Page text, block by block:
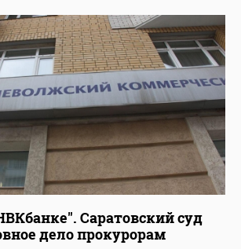
Саратовский суд
дело прокурорам